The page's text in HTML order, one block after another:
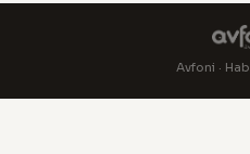
Avfoni ·